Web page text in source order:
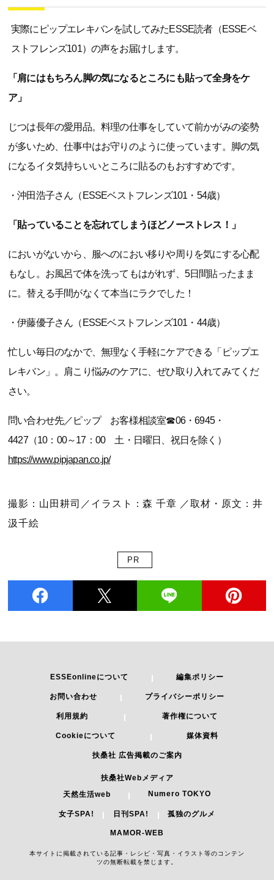
実際にピップエレキバンを試してみたESSE読者（ESSEベ
ストフレンズ101）の声をお届けします。
「肩にはもちろん脚の気になるところにも貼って全身をケ
ア」
じつは長年の愛用品。料理の仕事をしていて前かがみの姿勢
が多いため、仕事中はお守りのように使っています。脚の気
になるイタ気持ちいいところに貼るのもおすすめです。
・沖田浩子さん（ESSEベストフレンズ101・54歳）
「貼っていることを忘れてしまうほどノーストレス！」
においがないから、服へのにおい移りや周りを気にする心配
もなし。お風呂で体を洗ってもはがれず、5日間貼ったまま
に。替える手間がなくて本当にラクでした！
・伊藤優子さん（ESSEベストフレンズ101・44歳）
忙しい毎日のなかで、無理なく手軽にケアできる「ピップエ
レキバン」。肩こり悩みのケアに、ぜひ取り入れてみてくだ
さい。
問い合わせ先／ピップ お客様相談室☎06・6945・
4427（10：00～17：00 土・日曜日、祝日を除く）
https://www.pipjapan.co.jp/
撮影：山田耕司／イラスト：森 千章 ／取材・原文：井
汲千絵
PR
ESSEonlineについて 編集ポリシー
お問い合わせ プライバシーポリシー
利用規約 著作権について
Cookieについて 媒体資料
扶桑社 広告掲載のご案内
扶桑社Webメディア
天然生活web
Numero TOKYO
女子SPA! 日刊SPA! 孤独のグルメ
MAMOR-WEB
本サイトに掲載されている記事・レシピ・写真・イラスト等のコンテン
ツの無断転載を禁じます。